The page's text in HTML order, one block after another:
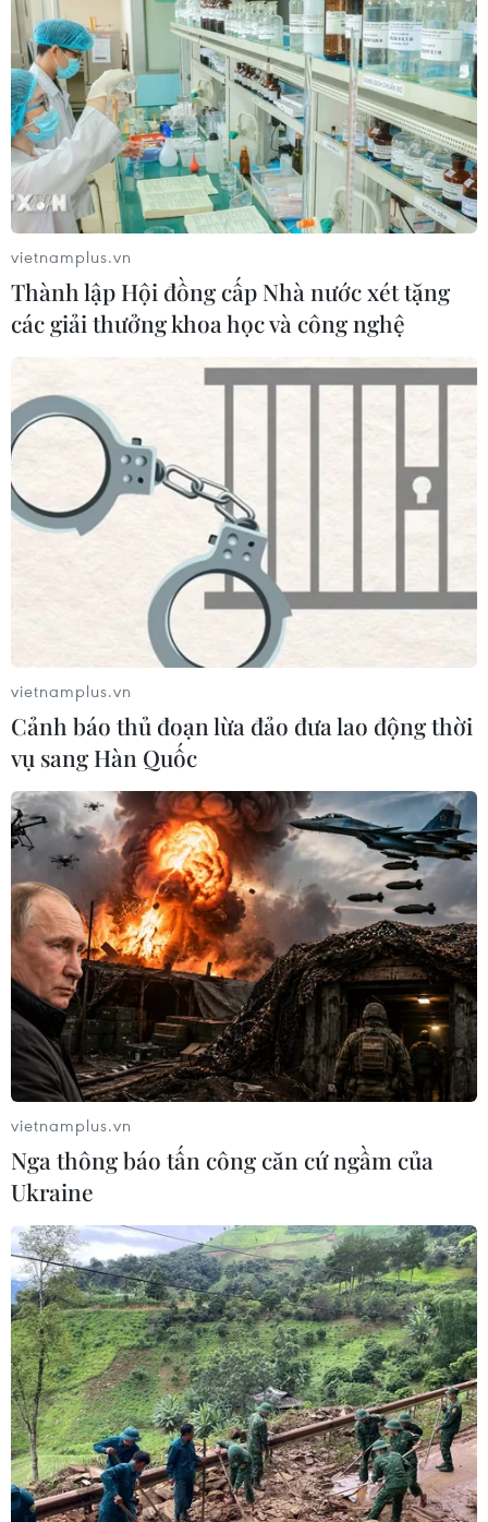
vietnamplus.vn
Thành lập Hội đồng cấp Nhà nước xét tặng
các giải thưởng khoa học và công nghệ
vietnamplus.vn
Cảnh báo thủ đoạn lừa đảo đưa lao động thời
vụ sang Hàn Quốc
vietnamplus.vn
Nga thông báo tấn công căn cứ ngầm của
Ukraine